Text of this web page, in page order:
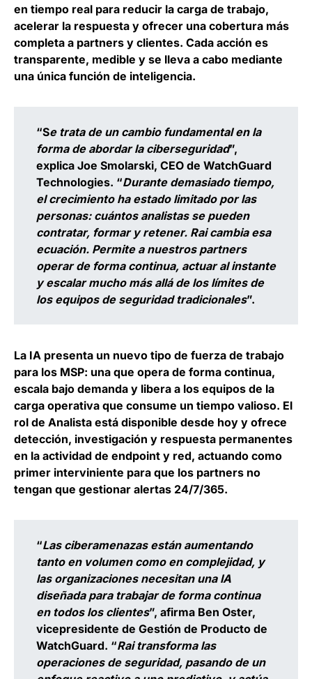
en tiempo real para reducir la carga de trabajo,
acelerar la respuesta y ofrecer una cobertura más
completa a partners y clientes. Cada acción es
transparente, medible y se lleva a cabo mediante
una única función de inteligencia.
“Se trata de un cambio fundamental en la
forma de abordar la ciberseguridad”,
explica Joe Smolarski, CEO de WatchGuard
Technologies. “Durante demasiado tiempo,
el crecimiento ha estado limitado por las
personas: cuántos analistas se pueden
contratar, formar y retener. Rai cambia esa
ecuación. Permite a nuestros partners
operar de forma continua, actuar al instante
y escalar mucho más allá de los límites de
los equipos de seguridad tradicionales”.
La IA presenta un nuevo tipo de fuerza de trabajo
para los MSP: una que opera de forma continua,
escala bajo demanda y libera a los equipos de la
carga operativa que consume un tiempo valioso. El
rol de Analista está disponible desde hoy y ofrece
detección, investigación y respuesta permanentes
en la actividad de endpoint y red, actuando como
primer interviniente para que los partners no
tengan que gestionar alertas 24/7/365.
“Las ciberamenazas están aumentando
tanto en volumen como en complejidad, y
las organizaciones necesitan una IA
diseñada para trabajar de forma continua
en todos los clientes”, afirma Ben Oster,
vicepresidente de Gestión de Producto de
WatchGuard. “Rai transforma las
operaciones de seguridad, pasando de un